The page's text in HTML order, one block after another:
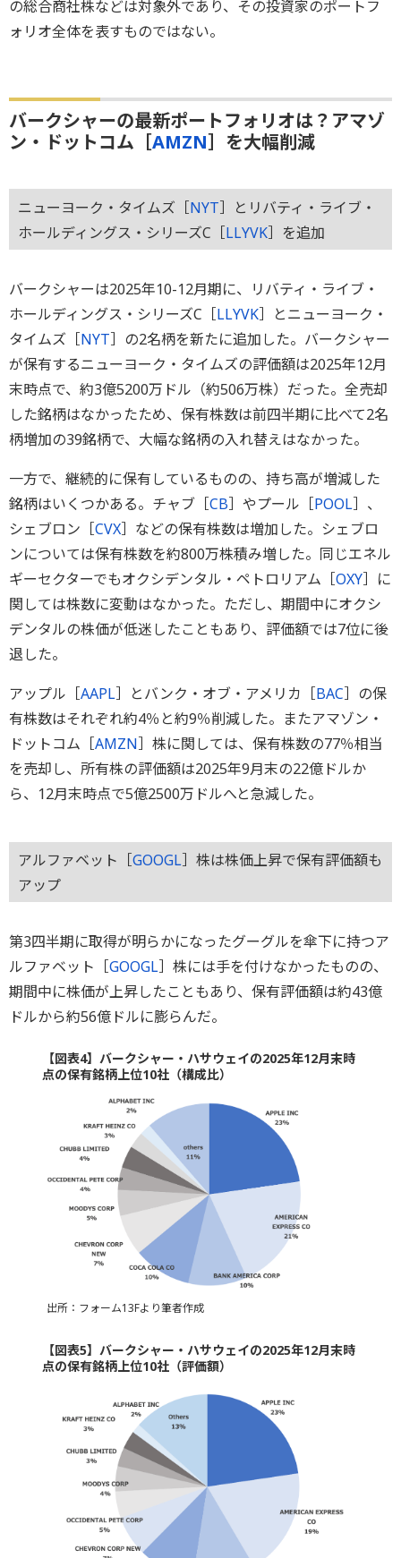
の総合商社株などは対象外であり、その投資家のポートフ
ォリオ全体を表すものではない。
バークシャーの最新ポートフォリオは？アマゾ
ン・ドットコム［AMZN］を大幅削減
ニューヨーク・タイムズ［NYT］とリバティ・ライブ・
ホールディングス・シリーズC［LLYVK］を追加
バークシャーは2025年10-12月期に、リバティ・ライブ・
ホールディングス・シリーズC［LLYVK］とニューヨーク・
タイムズ［NYT］の2名柄を新たに追加した。バークシャー
が保有するニューヨーク・タイムズの評価額は2025年12月
末時点で、約3億5200万ドル（約506万株）だった。全売却
した銘柄はなかったため、保有株数は前四半期に比べて2名
柄増加の39銘柄で、大幅な銘柄の入れ替えはなかった。
一方で、継続的に保有しているものの、持ち高が増減した
銘柄はいくつかある。チャブ［CB］やプール［POOL］、
シェブロン［CVX］などの保有株数は増加した。シェブロ
ンについては保有株数を約800万株積み増した。同じエネル
ギーセクターでもオクシデンタル・ペトロリアム［OXY］に
関しては株数に変動はなかった。ただし、期間中にオクシ
デンタルの株価が低迷したこともあり、評価額では7位に後
退した。
アップル［AAPL］とバンク・オブ・アメリカ［BAC］の保
有株数はそれぞれ約4％と約9％削減した。またアマゾン・
ドットコム［AMZN］株に関しては、保有株数の77％相当
を売却し、所有株の評価額は2025年9月末の22億ドルか
ら、12月末時点で5億2500万ドルへと急減した。
アルファベット［GOOGL］株は株価上昇で保有評価額も
アップ
第3四半期に取得が明らかになったグーグルを傘下に持つア
ルファベット［GOOGL］株には手を付けなかったものの、
期間中に株価が上昇したこともあり、保有評価額は約43億
ドルから約56億ドルに膨らんだ。
【図表4】バークシャー・ハサウェイの2025年12月末時
点の保有銘柄上位10社（構成比）
出所：フォーム13Fより筆者作成
【図表5】バークシャー・ハサウェイの2025年12月末時
点の保有銘柄上位10社（評価額）